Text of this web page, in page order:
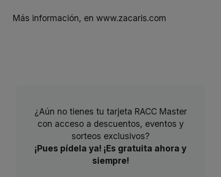
Más información, en www.zacaris.com
¿Aún no tienes tu tarjeta RACC Master
con acceso a descuentos, eventos y
sorteos exclusivos?
¡Pues pídela ya! ¡Es gratuita ahora y
siempre!